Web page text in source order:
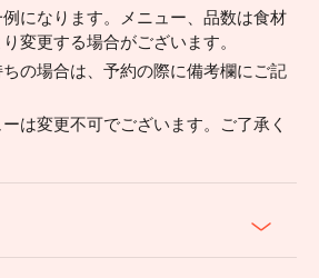
になります。メニュー、品数は食材
変更する場合がございます。
の場合は、予約の際に備考欄にご記
は変更不可でございます。ご了承く